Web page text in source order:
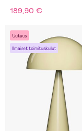
189,90 €
Uutuus
Ilmaiset toimituskulut